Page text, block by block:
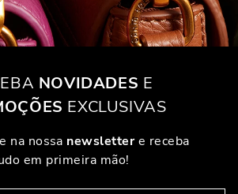
NOVIDADES E
EXCLUSIVAS
na nossa newslettere receba
em primeira mão!